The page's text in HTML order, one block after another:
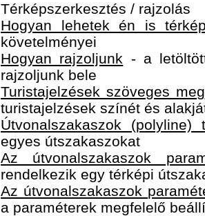
Térképszerkesztés / rajzolás
Hogyan lehetek én is
követelményei
Hogyan rajzoljunk - a
rajzoljunk bele
Turistajelzések szöveges
turistajelzések színét és
Útvonalszakaszok (polyline)
egyes útszakaszokat
Az útvonalszakaszok
rendelkezik egy térképi
Az útvonalszakaszok
a paraméterek megfelelő